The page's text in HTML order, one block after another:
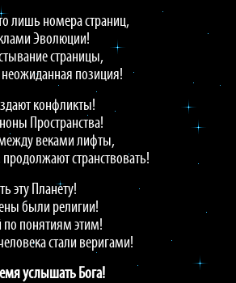
лишь номера страниц,
Эволюции!
страницы,
неожиданная позиция!
конфликты!
Пространства!
веками лифты,
странствовать!
эту Планету!
были религии!
понятиям этим!
стали веригами!
услышать Бога!